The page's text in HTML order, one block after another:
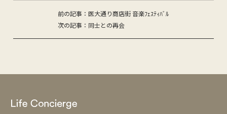
投
稿
ゲ
シ
前の記事：医大通り商店街 音楽ﾌｪｽﾃｨﾊﾞﾙ
次の記事：同士との再会